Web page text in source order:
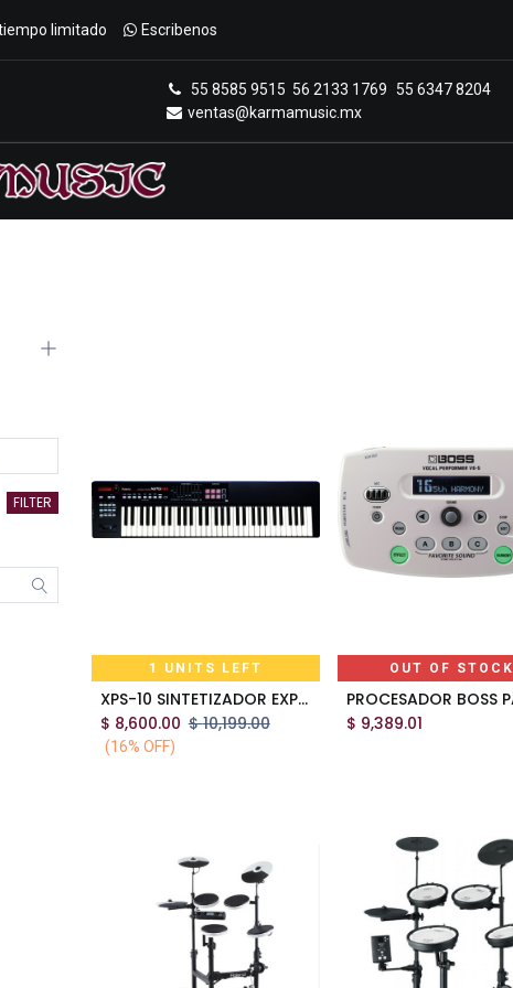
limitado Escribenos
55 8585 9515 56 2133 1769
55 6347 8204
ventas@karmamusic.mx
Promociones
FILTER
1 UNITS LEFT
Add to Cart
XPS-10 SINTETIZADOR EXPANDIBLE DE 5/8 61 TECLAS ROLAND
$ 8,600.00 $10,199.00
(16% OFF)
OUT OF STOCK
$ 9,389.01